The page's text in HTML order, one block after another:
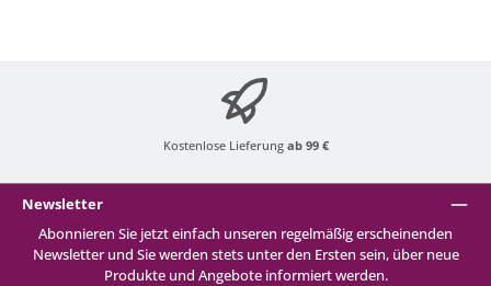
Kostenlose Lieferung ab 99 €
Newsletter
Abonnieren Sie jetzt einfach unseren regelmäßig erscheinenden
Newsletter und Sie werden stets unter den Ersten sein, über neue
Produkte und Angebote informiert werden.